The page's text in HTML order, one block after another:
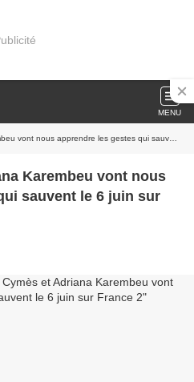
MENU
apprendre les gestes qui sauvent le 6 juin sur France 2
Karembeu vont nous
sauvent le 6 juin sur